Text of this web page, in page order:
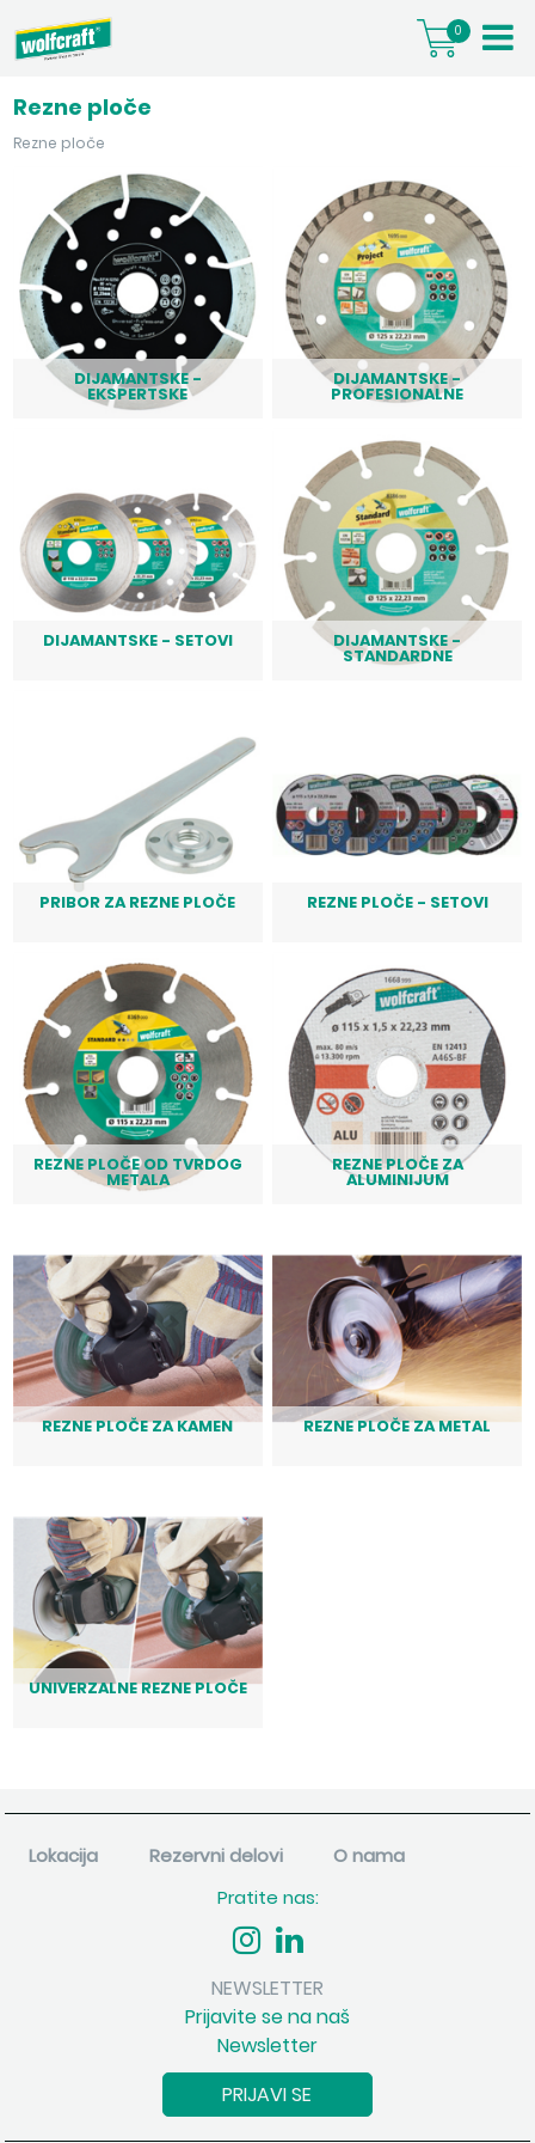
0
Rezne ploče
Rezne ploče
DIJAMANTSKE -
EKSPERTSKE
DIJAMANTSKE -
PROFESIONALNE
DIJAMANTSKE - SETOVI DIJAMANTSKE -
STANDARDNE
PRIBOR ZA REZNE PLOČE REZNE PLOČE - SETOVI
REZNE PLOČE OD TVRDOG
METALA
REZNE PLOČE ZA
ALUMINIJUM
REZNE PLOČE ZA KAMEN REZNE PLOČE ZA METAL
UNIVERZALNE REZNE PLOČE
Lokacija Rezervni delovi
O nama
Pratite nas:
NEWSLETTER
Prijavite se na naš
Newsletter
PRIJAVI SE